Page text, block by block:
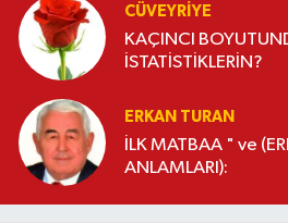
CÜVEYRIYE
KAÇINCI BOYUTUNDASIN
İSTATİSTİKLERİN?
ERKAN TURAN
İLK MATBAA " ve
ANLAMLARI):